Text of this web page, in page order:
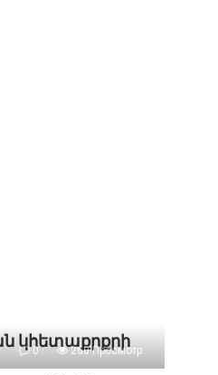
կհետաքրքրի
0 260 Просмотр